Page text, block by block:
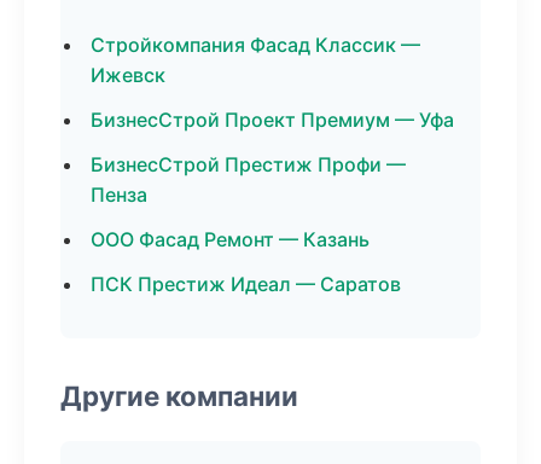
Стройкомпания Фасад Классик —
Ижевск
БизнесСтрой Проект Премиум — Уфа
БизнесСтрой Престиж Профи —
Пенза
ООО Фасад Ремонт — Казань
ПСК Престиж Идеал — Саратов
Другие компании